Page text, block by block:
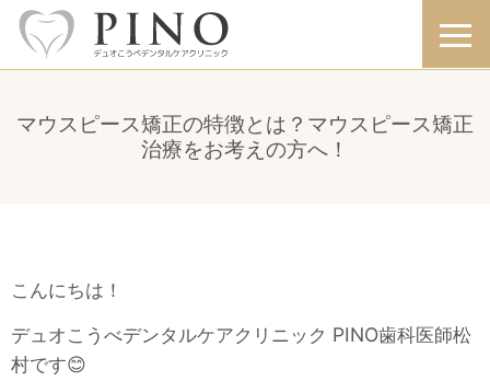
マウスピース矯正の特徴とは？マウスピース矯正
治療をお考えの方へ！
こんにちは！
デュオこうべデンタルケアクリニック PINO歯科医師松
村です😊